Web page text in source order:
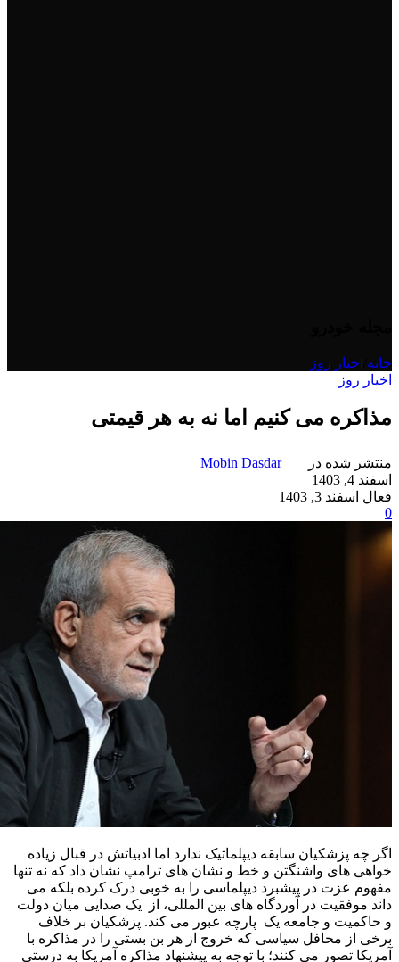
خانه اخبار روز
اخبار روز
مذاکره می کنیم اما نه به هر قیمتی
منتشر شده در
Mobin Dasdar
اسفند 4, 1403
فعال اسفند 3, 1403
0
اگر چه پزشکیان سابقه دیپلماتیک ندارد اما ادبیاتش در قبال زیاده
خواهی های واشنگتن و خط و نشان های ترامپ نشان داد که نه تنها
مفهوم عزت در پیشبرد دیپلماسی را به خوبی درک کرده بلکه می
داند موفقیت در آوردگاه های بین المللی، از یک صدایی میان دولت
و حاکمیت و جامعه یک پارچه عبور می کند. پزشکیان بر خلاف
برخی از محافل سیاسی که خروج از هر بن بستی را در مذاکره با
آمریکا تصور می کنند؛ با توجه به پیشنهاد مذاکره آمریکا به درستی